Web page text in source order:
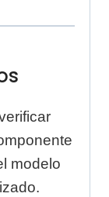
modelo